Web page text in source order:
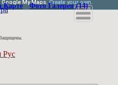
Рус
Карте-Фото Галерея (14)